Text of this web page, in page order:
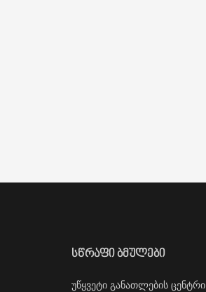
ᲡᲬᲠᲐᲤᲘ ᲑᲛᲣᲚᲔᲑᲘ
უწყვეტი განათლების ცენტრი